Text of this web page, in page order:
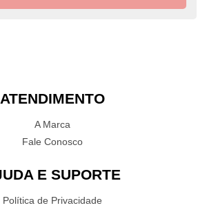
ATENDIMENTO
A Marca
Fale Conosco
E SUPORTE
Política de Privacidade